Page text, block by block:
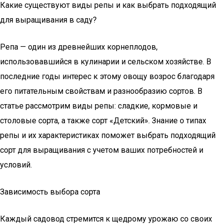
Какие существуют виды репы и как выбрать подходящий
для выращивания в саду?
Репа — один из древнейших корнеплодов,
использовавшийся в кулинарии и сельском хозяйстве. В
последние годы интерес к этому овощу возрос благодаря
его питательным свойствам и разнообразию сортов. В
статье рассмотрим виды репы: сладкие, кормовые и
столовые сорта, а также сорт «Детский». Знание о типах
репы и их характеристиках поможет выбрать подходящий
сорт для выращивания с учетом ваших потребностей и
условий.
Зависимость выбора сорта
Каждый садовод стремится к щедрому урожаю со своих